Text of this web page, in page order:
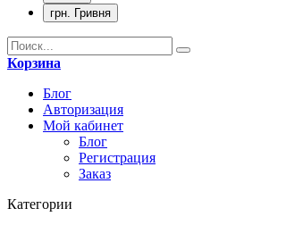
грн. Гривня
Корзина
Блог
Авторизация
Мой кабинет
Блог
Регистрация
Заказ
Категории